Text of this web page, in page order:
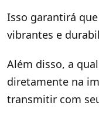
Isso garantirá
vibrantes e
Além disso, a
diretamente na
transmitir com